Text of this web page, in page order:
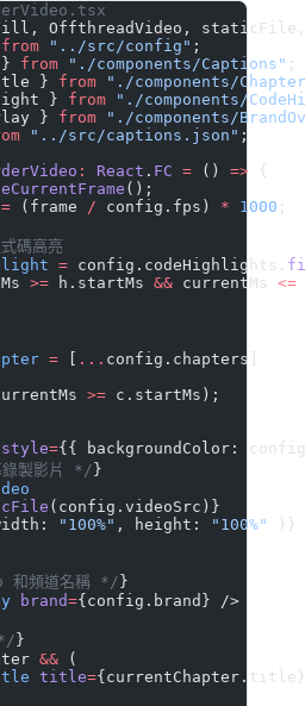
OffthreadVideo, staticFile,
from "../src/config" ;
} from "./components/Captions" ;
} from "./components/
} from "./components/
} from "./components/
"../src/captions.json" ;
: React . FC = () => {
();
= (frame / config.fps) * 1000 ;
碼高亮
= config.codeHighlights.
>= h.startMs && currentMs <=
= ... config.chapters]
>= c.startMs);
style={{ backgroundColor:
製影片 */ }
(config.videoSrc)}
"100%" , height: "100%"
}}
和頻道名稱 */ }
brand={config.brand} />
}
&& (
title=